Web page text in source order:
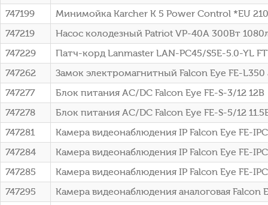
747199
Минимойка Karcher K 5 Power Control *EU
747219
Насос колодезный Patriot VP-40A 300Вт
747229
Патч-корд Lanmaster LAN-PC45/S5E-5.0-YL
747262
Замок электромагнитный Falcon Eye FE-
747277
Блок питания AC/DC Falcon Eye FE-S-3/12 12В
747278
Блок питания AC/DC Falcon Eye FE-S-5/12
747281
Камера видеонаблюдения IP Falcon Eye FE-
747284
Камера видеонаблюдения IP Falcon Eye FE-
747285
Камера видеонаблюдения IP Falcon Eye FE-
747295
Камера видеонаблюдения аналоговая